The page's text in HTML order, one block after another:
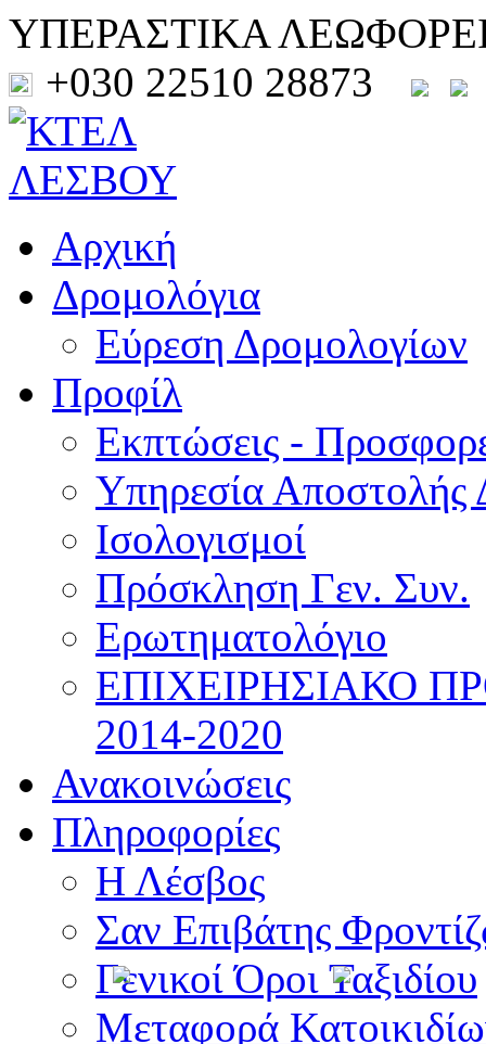
ΥΠΕΡΑΣΤΙΚΑ
+030 22510 28873
Αρχική
Δρομολόγια
Εύρεση Δρομολογίων
Προφίλ
Εκπτώσεις -
Υπηρεσία Αποστολής
Ισολογισμοί
Πρόσκληση Γεν. Συν.
Ερωτηματολόγιο
ΕΠΙΧΕΙΡΗΣΙΑΚΟ
2014-2020
Ανακοινώσεις
Πληροφορίες
Η Λέσβος
Σαν Επιβάτης
Γενικοί Όροι Ταξιδίου
Μεταφορά